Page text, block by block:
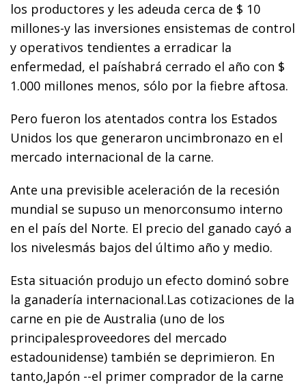
los productores y les adeuda cerca de $ 10
millones-y las inversiones ensistemas de control
y operativos tendientes a erradicar la
enfermedad, el paíshabrá cerrado el año con $
1.000 millones menos, sólo por la fiebre aftosa.
Pero fueron los atentados contra los Estados
Unidos los que generaron uncimbronazo en el
mercado internacional de la carne.
Ante una previsible aceleración de la recesión
mundial se supuso un menorconsumo interno
en el país del Norte. El precio del ganado cayó a
los nivelesmás bajos del último año y medio.
Esta situación produjo un efecto dominó sobre
la ganadería internacional.Las cotizaciones de la
carne en pie de Australia (uno de los
principalesproveedores del mercado
estadounidense) también se deprimieron. En
tanto,Japón --el primer comprador de la carne